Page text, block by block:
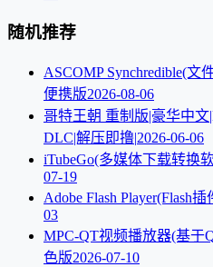
随机推荐
ASCOMP Synchredible(文
便携版2026-08-06
哥特王朝 重制版|豪华中文
DLC|解压即撸|2026-06-06
iTubeGo(多媒体下载转换
07-19
Adobe Flash Player(Flash
03
MPC-QT视频播放器(基于
色版2026-07-10